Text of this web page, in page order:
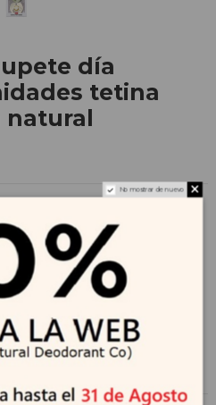
día
tetina
natural
fabricado en Dinamarca por BIBS.
ni ftalatos, ni PVC.
están testados de forma regular en
los últimos tests realizados por
Europa.
No mostrar de nuevo